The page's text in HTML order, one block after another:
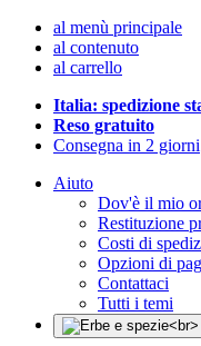
al menù principale
al contenuto
al carrello
Italia: spedizione
Reso gratuito
Consegna in 2 giorni
Aiuto
Dov'è il mio
Restituzione
Costi di
Opzioni di
Contattaci
Tutti i temi